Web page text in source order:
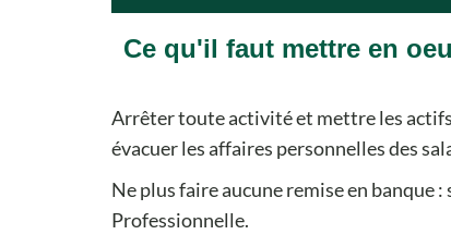
Ce qu'il faut mettre en
Arrêter toute activité et mettre les
évacuer les affaires personnelles des
Ne plus faire aucune remise en banque
Professionnelle.